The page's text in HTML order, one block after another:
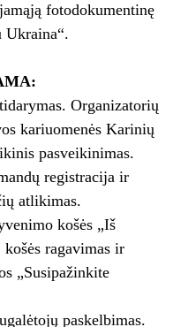
fotodokumentinę
Ukraina“.
Organizatorių
kariuomenės Karinių
pasveikinimas.
registracija ir
atlikimas.
košės „Iš
ragavimas ir
„Susipažinkite
paskelbimas.